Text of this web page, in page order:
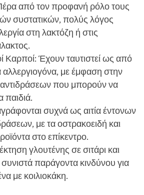
από τον προφανή ρόλο τους
συστατικών, πολύς λόγος
στη λακτόζη ή στις
Καρποί: Έχουν ταυτιστεί ως από
αλλεργιογόνα, με έμφαση στην
που μπορούν να
συχνά ως αιτία έντονων
με τα οστρακοειδή και
στο επίκεντρο.
γλουτένης σε σιτάρι και
παράγοντα κινδύνου για
με κοιλιοκάκη.